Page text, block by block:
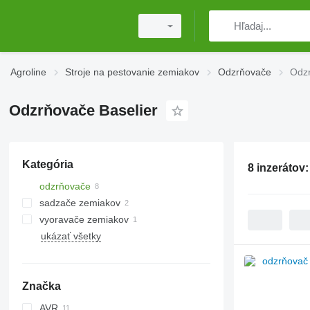
Agroline Stroje na pestovanie zemiakov Odzrňovače
Odzrňovače Baselier
Kategória
odzrňovače
sadzače zemiakov
vyoravače zemiakov
ukázať všetky
Značka
8